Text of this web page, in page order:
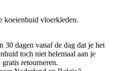
koeienhuid vloerkleden.
30 dagen vanaf de dag dat je het
toch niet helemaal aan je
retourneren.